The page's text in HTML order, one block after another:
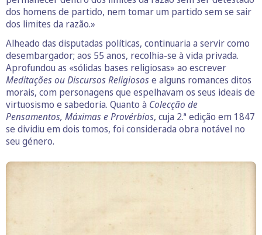
dos homens de partido, nem tomar um partido sem se sair
dos limites da razão.»
Alheado das disputadas políticas, continuaria a servir como
desembargador; aos 55 anos, recolhia-se à vida privada.
Aprofundou as «sólidas bases religiosas» ao escrever
Meditações ou Discursos Religiosose alguns romances ditos
morais, com personagens que espelhavam os seus ideais de
virtuosismo e sabedoria. Quanto à Colecção de
Pensamentos, Máximas e Provérbios, cuja 2.ª edição em 1847
se dividiu em dois tomos, foi considerada obra notável no
seu género.